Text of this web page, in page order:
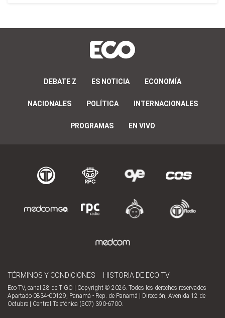
DEBATE Z ES NOTICIA ECONOMÍA
NACIONALES POLÍTICA INTERNACIONALES
PROGRAMAS EN VIVO
TÉRMINOS Y CONDICIONES HISTORIA DE ECO TV
Eco TV, canal 28 de TIGO | Copyright © 2026. Todos los derechos reservados
Apartado 0834-00129, Panamá - Rep. de Panamá | Dirección, Avenida 12 de
Octubre | Central Telefónica (507) 390-6700.